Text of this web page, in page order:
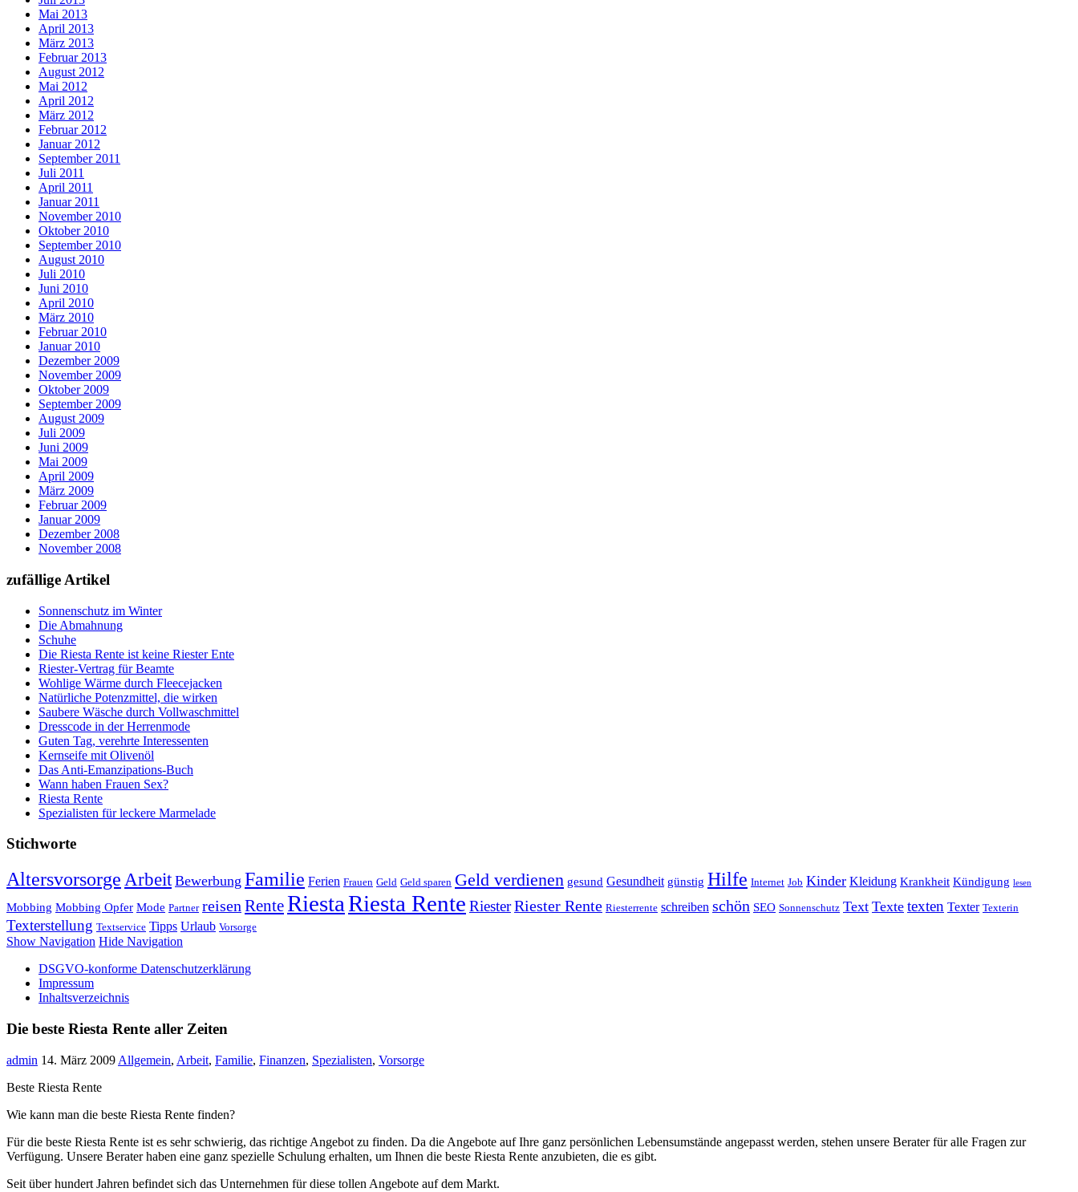
Mai 2013
April 2013
März 2013
Februar 2013
August 2012
Mai 2012
April 2012
März 2012
Februar 2012
Januar 2012
September 2011
Juli 2011
April 2011
Januar 2011
November 2010
Oktober 2010
September 2010
August 2010
Juli 2010
Juni 2010
April 2010
März 2010
Februar 2010
Januar 2010
Dezember 2009
November 2009
Oktober 2009
September 2009
August 2009
Juli 2009
Juni 2009
Mai 2009
April 2009
März 2009
Februar 2009
Januar 2009
Dezember 2008
November 2008
zufällige Artikel
Sonnenschutz im Winter
Die Abmahnung
Schuhe
Die Riesta Rente ist keine Riester Ente
Riester-Vertrag für Beamte
Wohlige Wärme durch Fleecejacken
Natürliche Potenzmittel, die wirken
Saubere Wäsche durch Vollwaschmittel
Dresscode in der Herrenmode
Guten Tag, verehrte Interessenten
Kernseife mit Olivenöl
Das Anti-Emanzipations-Buch
Wann haben Frauen Sex?
Riesta Rente
Spezialisten für leckere Marmelade
Stichworte
Altersvorsorge Arbeit Bewerbung Familie Ferien Frauen Geld Geld sparen Geld verdienen gesund Gesundheit günstig Hilfe Internet Job Kinder Kleidung Krankheit Kündigung lesen
Mobbing Mobbing Opfer Mode Partner reisen RenteRiestaRiesta Rente RiesterRiester Rente Riesterrente schreiben schön SEO Sonnenschutz Text Texte texten Texter Texterin
Texterstellung Textservice Tipps Urlaub Vorsorge
Show Navigation Hide Navigation
DSGVO-konforme Datenschutzerklärung
Impressum
Inhaltsverzeichnis
Die beste Riesta Rente aller Zeiten
admin 14. März 2009 Allgemein, Arbeit, Familie, Finanzen, Spezialisten, Vorsorge
Beste Riesta Rente
Wie kann man die beste Riesta Rente finden?
Für die beste Riesta Rente ist es sehr schwierig, das richtige Angebot zu finden. Da die Angebote auf Ihre ganz persönlichen Lebensumstände angepasst werden, stehen unsere Berater für alle Fragen zur
Verfügung. Unsere Berater haben eine ganz spezielle Schulung erhalten, um Ihnen die beste Riesta Rente anzubieten, die es gibt.
Seit über hundert Jahren befindet sich das Unternehmen für diese tollen Angebote auf dem Markt.